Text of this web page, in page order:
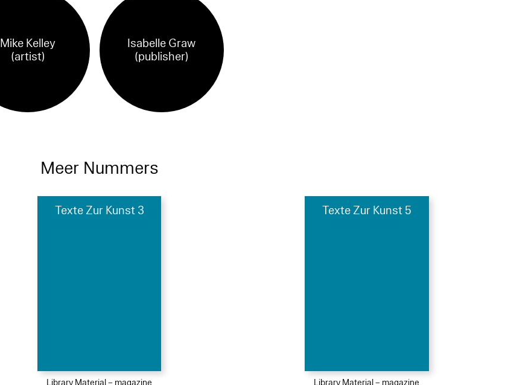
Mike Kelley
(artist)
Isabelle Graw
(publisher)
Meer Nummers
Texte Zur Kunst 3
Library Material – magazine
Texte Zur Kunst 5
Library Material – magazine